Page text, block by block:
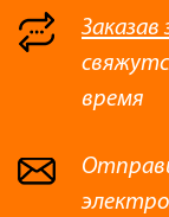
Заказав
время